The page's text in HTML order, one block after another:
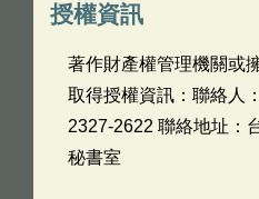
授權資訊
著作財產權管理機關或
取得授權資訊：聯絡人
2327-2622 聯絡地址：
秘書室